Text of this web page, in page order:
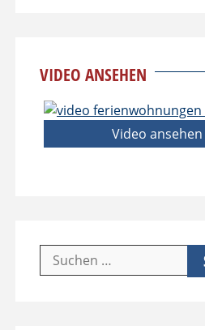
VIDEO ANSEHEN
Video ansehen
Suchen
nach: